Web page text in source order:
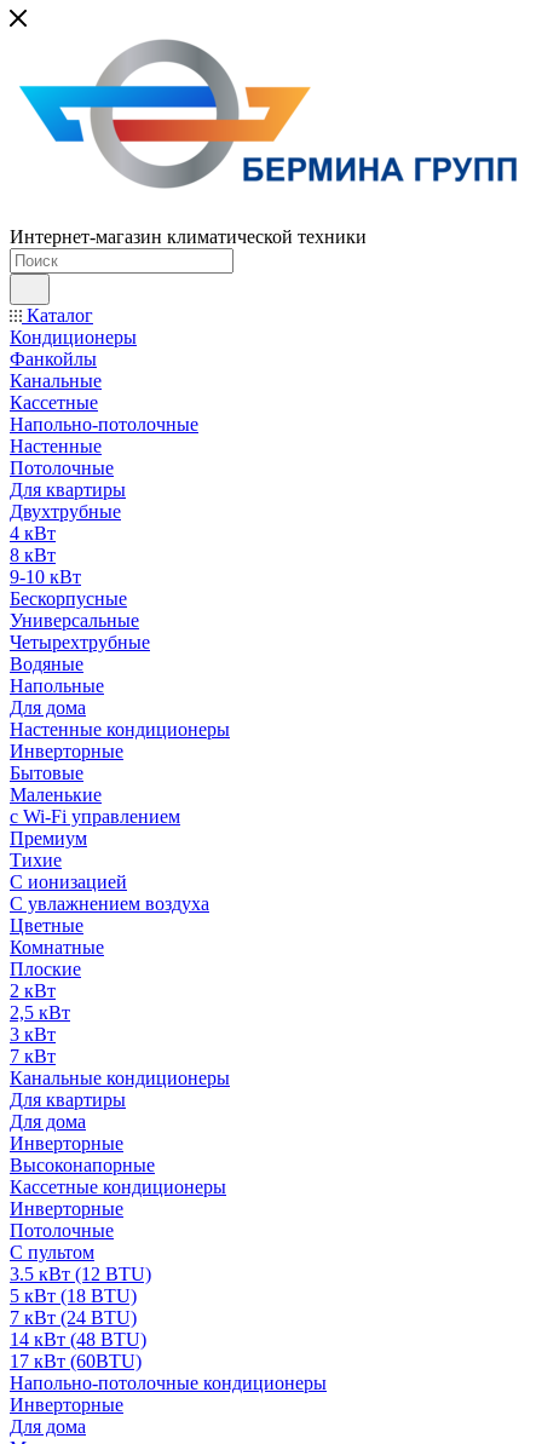
Интернет-магазин климатической техники
Каталог
Кондиционеры
Фанкойлы
Канальные
Кассетные
Напольно-потолочные
Настенные
Потолочные
Для квартиры
Двухтрубные
4 кВт
8 кВт
9-10 кВт
Бескорпусные
Универсальные
Четырехтрубные
Водяные
Напольные
Для дома
Настенные кондиционеры
Инверторные
Бытовые
Маленькие
с Wi-Fi управлением
Премиум
Тихие
С ионизацией
С увлажнением воздуха
Цветные
Комнатные
Плоские
2 кВт
2,5 кВт
3 кВт
7 кВт
Канальные кондиционеры
Для квартиры
Для дома
Инверторные
Высоконапорные
Кассетные кондиционеры
Инверторные
Потолочные
С пультом
3.5 кВт (12 BTU)
5 кВт (18 BTU)
7 кВт (24 BTU)
14 кВт (48 BTU)
17 кВт (60BTU)
Напольно-потолочные кондиционеры
Инверторные
Для дома